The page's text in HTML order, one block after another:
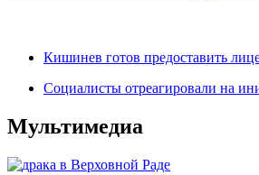
Кишинев готов предоставить
Социалисты отреагировали на
Мультимедиа